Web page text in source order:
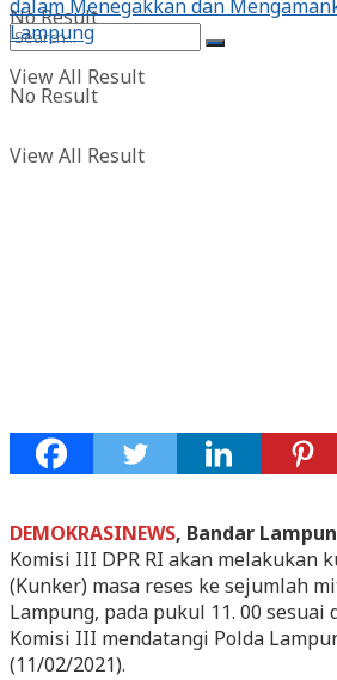
No Result
View All Result
No Result
View All Result
DEMOKRASINEWS, Bandar
Komisi III DPR RI akan melakukan
(Kunker) masa reses ke sejumlah
Lampung, pada pukul 11. 00 sesuai
Komisi III mendatangi Polda
(11/02/2021).